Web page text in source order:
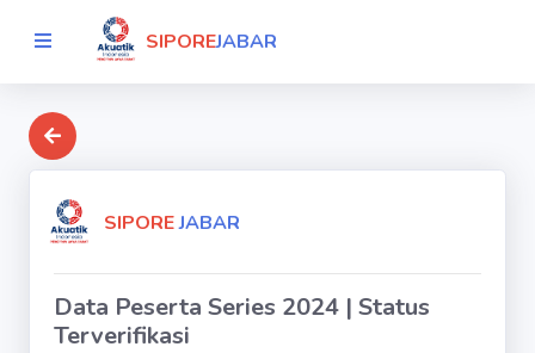
SIPOREJABAR
SIPOREJABAR
Data Peserta Series 2024 | Status
Terverifikasi